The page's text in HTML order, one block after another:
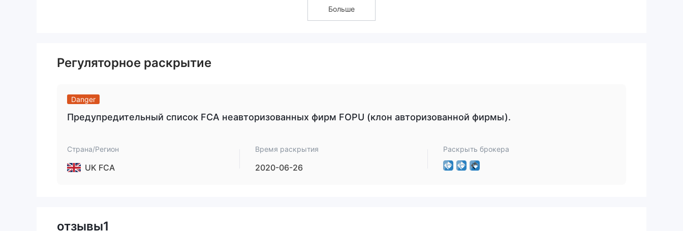
В последующих разделах мы тщательно рассмотрим и сформулируем характеристики этого брокера с разных
С другой стороны, брокер использует
финансовой индустрии.
подозрение в поддельных клонах лицензий
обслуживания клиентов
только по электронной почте и телефону, исообщение о невозможности вывода
от их клиента. Эти факторы не следует упускать из виду, поскольку каждый из них служит важным тревожным
провести тщательное исследование и учесть различные факторы. Вот несколько шагов, которые вы можете
Больше
Регуляторное раскрытие
Danger
Предупредительный список FCA неавторизованных фирм FOPU (клон авторизованной фирмы).
Страна/Регион
UK FCA
Время раскрытия
2020-06-26
Раскрыть брокера
отзывы1